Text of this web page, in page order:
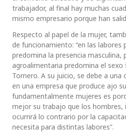
trabajador, al final hay muchas
mismo empresario porque han
Respecto al papel de la mujer,
de funcionamiento: “en las labores
predomina la presencia masculina,
agroalimentaria predomina el sexo
Tornero. A su juicio, se debe a una
en una empresa que produce ajo
fundamentalmente mujeres es
mejor su trabajo que los hombres,
ocurrirá lo contrario por la
necesita para distintas labores”.